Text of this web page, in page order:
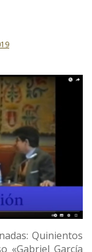
Quinientos
«Gabriel García